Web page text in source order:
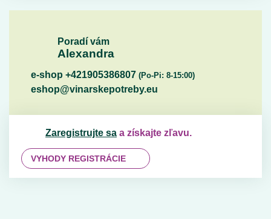
Poradí vám
Alexandra
e-shop +421905386807 (Po-Pi: 8-15:00)
eshop@vinarskepotreby.eu
Zaregistrujte sa a získajte zľavu.
VYHODY REGISTRÁCIE